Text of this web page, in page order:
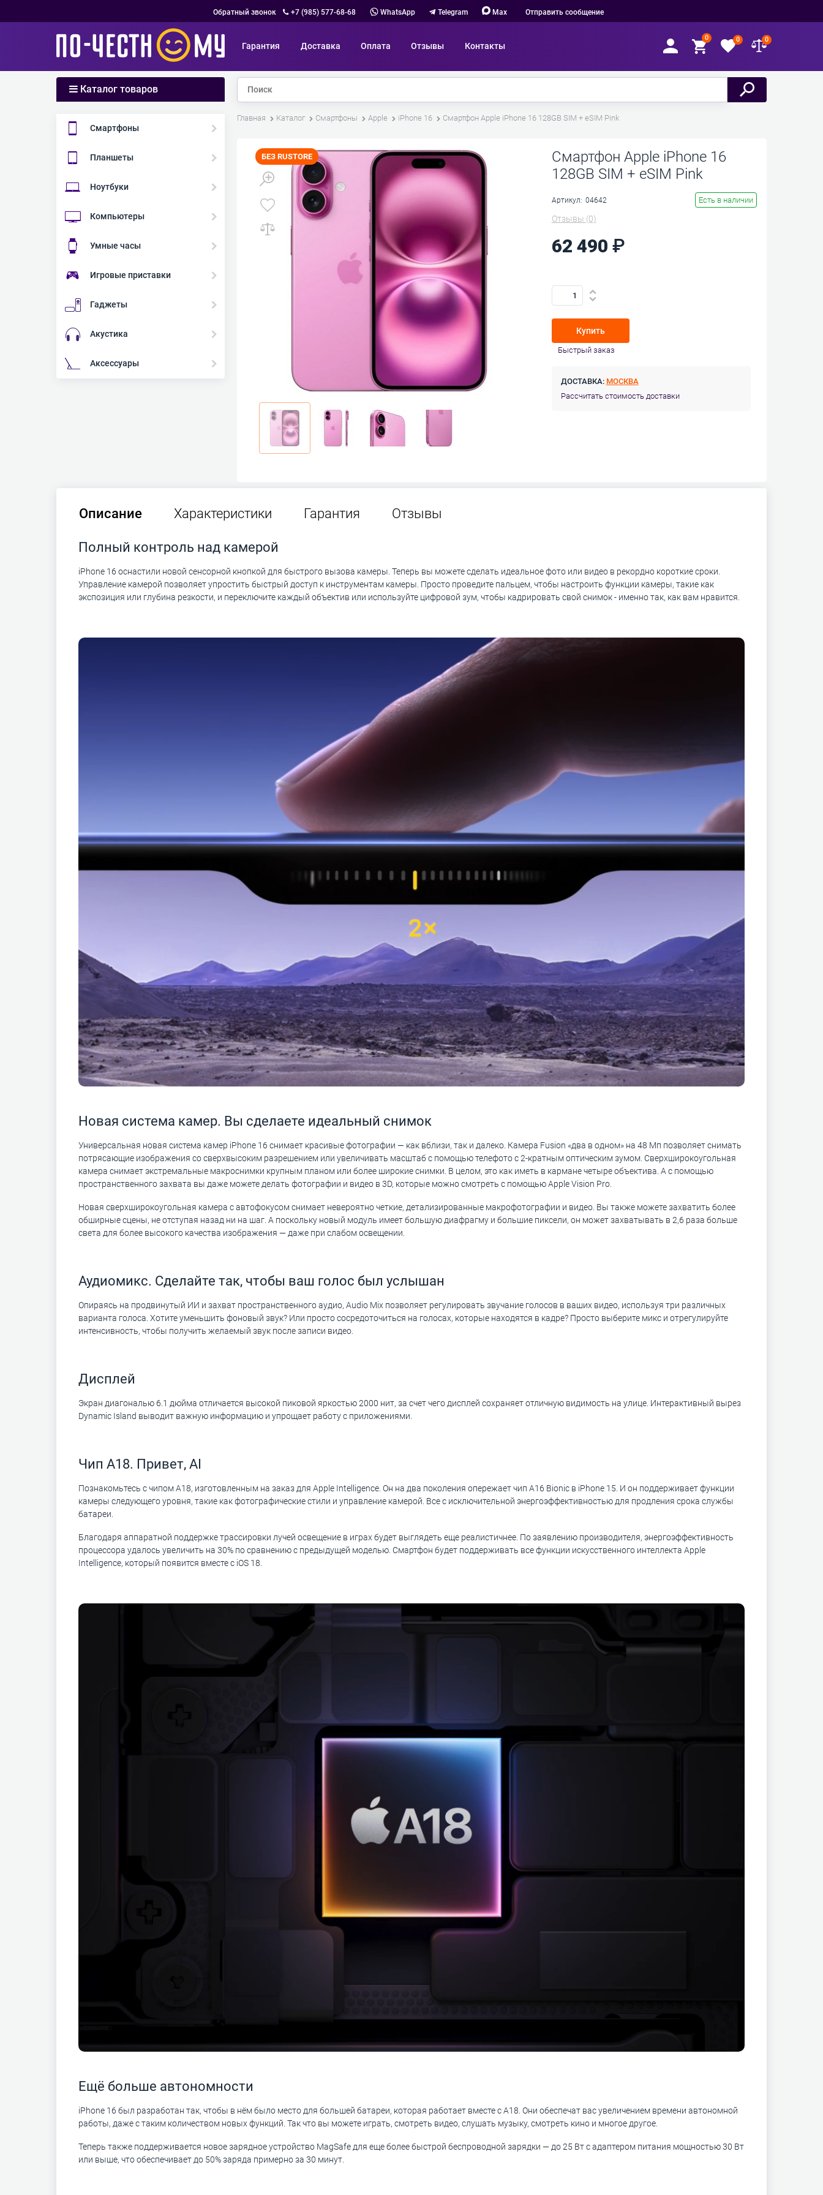
Обратный звонок +7 (985) 577-68-68 WhatsApp Telegram Max Отправить сообщение
Гарантия Доставка Оплата Отзывы Контакты
0 0 0
Каталог товаров
Смартфоны
Планшеты
Ноутбуки
Компьютеры
Умные часы
Игровые приставки
Гаджеты
Акустика
Аксессуары
Главная Каталог Смартфоны Apple iPhone 16 Смартфон Apple iPhone 16 128GB SIM + eSIM Pink
БЕЗ RUSTORE
Смартфон Apple iPhone 16
128GB SIM + eSIM Pink
Артикул: 04642 Есть в наличии
Отзывы (0)
62 490
Купить
Быстрый заказ
ДОСТАВКА: МОСКВА
Рассчитать стоимость доставки
Описание Характеристики Гарантия Отзывы
Полный контроль над камерой
iPhone 16 оснастили новой сенсорной кнопкой для быстрого вызова камеры. Теперь вы можете сделать идеальное фото или видео в рекордно короткие сроки.
Управление камерой позволяет упростить быстрый доступ к инструментам камеры. Просто проведите пальцем, чтобы настроить функции камеры, такие как
экспозиция или глубина резкости, и переключите каждый объектив или используйте цифровой зум, чтобы кадрировать свой снимок - именно так, как вам нравится.
Новая система камер. Вы сделаете идеальный снимок
Универсальная новая система камер iPhone 16 снимает красивые фотографии — как вблизи, так и далеко. Камера Fusion «два в одном» на 48 Мп позволяет снимать
потрясающие изображения со сверхвысоким разрешением или увеличивать масштаб с помощью телефото с 2-кратным оптическим зумом. Сверхширокоугольная
камера снимает экстремальные макроснимки крупным планом или более широкие снимки. В целом, это как иметь в кармане четыре объектива. А с помощью
пространственного захвата вы даже можете делать фотографии и видео в 3D, которые можно смотреть с помощью Apple Vision Pro.
Новая сверхширокоугольная камера с автофокусом снимает невероятно четкие, детализированные макрофотографии и видео. Вы также можете захватить более
обширные сцены, не отступая назад ни на шаг. А поскольку новый модуль имеет большую диафрагму и большие пиксели, он может захватывать в 2,6 раза больше
света для более высокого качества изображения — даже при слабом освещении.
Аудиомикс. Сделайте так, чтобы ваш голос был услышан
Опираясь на продвинутый ИИ и захват пространственного аудио, Audio Mix позволяет регулировать звучание голосов в ваших видео, используя три различных
варианта голоса. Хотите уменьшить фоновый звук? Или просто сосредоточиться на голосах, которые находятся в кадре? Просто выберите микс и отрегулируйте
интенсивность, чтобы получить желаемый звук после записи видео.
Дисплей
Экран диагональю 6.1 дюйма отличается высокой пиковой яркостью 2000 нит, за счет чего дисплей сохраняет отличную видимость на улице. Интерактивный вырез
Dynamic Island выводит важную информацию и упрощает работу с приложениями.
Чип A18. Привет, AI
Познакомьтесь с чипом A18, изготовленным на заказ для Apple Intelligence. Он на два поколения опережает чип A16 Bionic в iPhone 15. И он поддерживает функции
камеры следующего уровня, такие как фотографические стили и управление камерой. Все с исключительной энергоэффективностью для продления срока службы
батареи.
Благодаря аппаратной поддержке трассировки лучей освещение в играх будет выглядеть еще реалистичнее. По заявлению производителя, энергоэффективность
процессора удалось увеличить на 30% по сравнению с предыдущей моделью. Смартфон будет поддерживать все функции искусственного интеллекта Apple
Intelligence, который появится вместе с iOS 18.
Ещё больше автономности
iPhone 16 был разработан так, чтобы в нём было место для большей батареи, которая работает вместе с A18. Они обеспечат вас увеличением времени автономной
работы, даже с таким количеством новых функций. Так что вы можете играть, смотреть видео, слушать музыку, смотреть кино и многое другое.
Теперь также поддерживается новое зарядное устройство MagSafe для еще более быстрой беспроводной зарядки — до 25 Вт с адаптером питания мощностью 30 Вт
или выше, что обеспечивает до 50% заряда примерно за 30 минут.